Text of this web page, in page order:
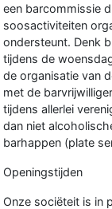
een barcommissie
soosactiviteiten
ondersteunt. Denk
tijdens de
de organisatie van
met de
tijdens allerlei
dan niet
barhappen (plate
Openingstijden
Onze sociëteit is in